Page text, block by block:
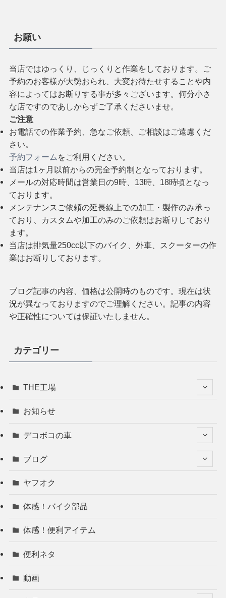
お願い
当店ではゆっくり、じっくりと作業をしております。ご
予約のお客様が大勢おられ、大変お待たせすることや内
容によってはお断りする事が多々ございます。何分小さ
な店ですのであしからずご了承くださいませ。
ご注意
お電話での作業予約、急なご依頼、ご相談はご遠慮くだ
さい。
予約フォーム をご利用ください。
当店は1ヶ月以前からの完全予約制となっております。
メールの対応時間は営業日の9時、13時、18時頃となっ
ております。
メンテナンスご依頼の延長線上での加工・製作のみ承っ
ており、カスタムや加工のみのご依頼はお断りしており
ます。
当店は排気量250cc以下のバイク、外車、スクーターの作
業はお断りしております。
ブログ記事の内容、価格は公開時のものです。現在は状
況が異なっておりますのでご理解ください。記事の内容
や正確性については保証いたしません。
カテゴリー
THE工場
お知らせ
デコボコの車
ブログ
ヤフオク
体感！バイク部品
体感！便利アイテム
便利ネタ
動画